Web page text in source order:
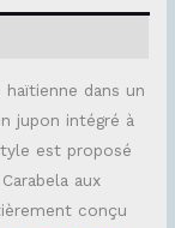
dans un
jupon intégré à
est proposé
aux
conçu